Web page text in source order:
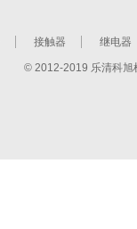
接触器 继电器
© 2012-2019 乐清科旭